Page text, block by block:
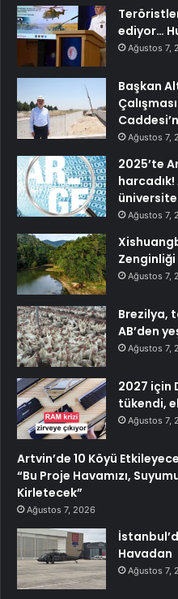
ediyor…
Ağustos 7,
Başkan
Ağustos 7,
2025’te
Ağustos 7,
Zenginliği
Ağustos 7,
Brezilya,
AB’den
Ağustos 7,
2027 için
tükendi,
Ağustos 7,
Artvin’de 10 Köyü
“Bu Proje Havamızı,
Kirletecek”
Ağustos 7, 2026
Havadan
Ağustos 7,